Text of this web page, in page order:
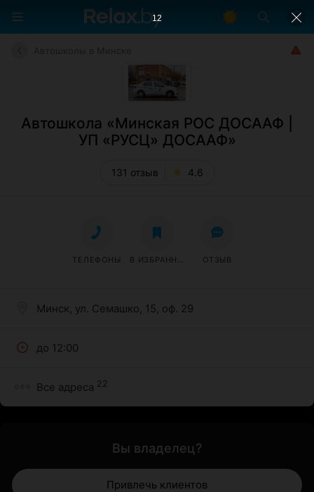
Автошкола «Минская РОС ДОСААФ |
УП «РУСЦ» ДОСААФ»
131 отзыв 4.6
Минск, ул. Семашко, 15, оф. 29
до 12:00
Все адреса 22
ТЕЛЕФОНЫ В ИЗБРАННОЕ ОТЗЫВ
Вы владелец?
Привлечь клиентов
11